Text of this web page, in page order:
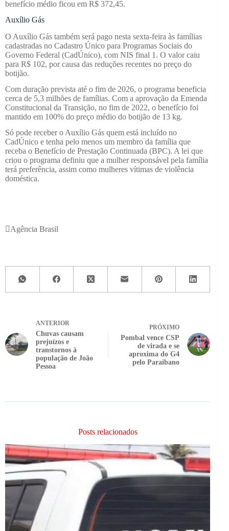
benefício médio ficou em R$ 372,45.
Auxílio Gás
O Auxílio Gás também será pago nesta sexta-feira às famílias
cadastradas no Cadastro Único para Programas Sociais do
Governo Federal (CadÚnico), com NIS final 1. O valor caiu
para R$ 102, por causa das reduções recentes no preço do
botijão.
Com duração prevista até o fim de 2026, o programa beneficia
cerca de 5,3 milhões de famílias. Com a aprovação da Emenda
Constitucional da Transição, no fim de 2022, o benefício foi
mantido em 100% do preço médio do botijão de 13 kg.
Só pode receber o Auxílio Gás quem está incluído no
CadÚnico e tenha pelo menos um membro da família que
receba o Benefício de Prestação Continuada (BPC). A lei que
criou o programa definiu que a mulher responsável pela família
terá preferência, assim como mulheres vítimas de violência
doméstica.
Agência Brasil
ANTERIOR
Chuvas causam
prejuízos e
transtornos à
população de João
Pessoa
PRÓXIMO
Pombal vence CSP
de virada e se
aproxima do G4
pelo Paraibano
Posts relacionados